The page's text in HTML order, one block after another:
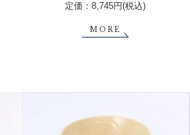
定価：8,745円(税込)
MORE